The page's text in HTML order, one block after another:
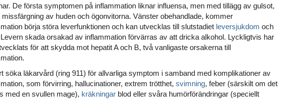
De första symptomen på inflammation liknar influensa, men med tillägg av gulsot,
missfärgning av huden och ögonvitorna. Vänster obehandlade, kommer
börja störa leverfunktionen och kan utvecklas till slutstadiet leversjukdom och
skada orsakad av inflammation förvärras av att dricka alkohol. Lyckligtvis har
för att skydda mot hepatit A och B, två vanligaste orsakerna till
söka läkarvård (ring 911) för allvarliga symptom i samband med komplikationer av
som förvirring, hallucinationer, extrem trötthet, svimning, feber (särskilt om det
med en svullen mage), kräkningar blod eller svåra humörförändringar (speciellt